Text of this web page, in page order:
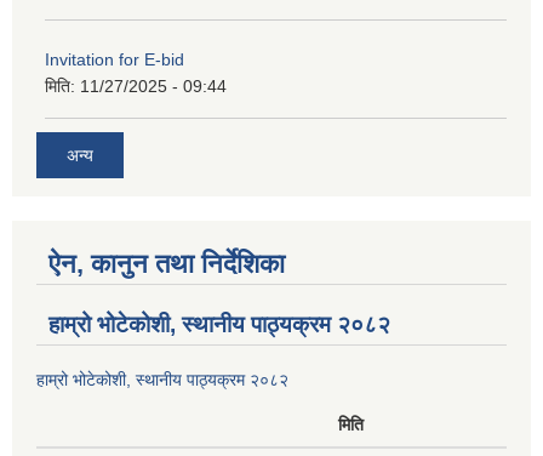
Invitation for E-bid
मिति: 11/27/2025 - 09:44
अन्य
ऐन, कानुन तथा निर्देशिका
हाम्रो भोटेकोशी, स्थानीय पाठ्यक्रम २०८२
हाम्रो भोटेकोशी, स्थानीय पाठ्यक्रम २०८२
मिति